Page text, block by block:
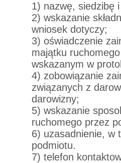
1) nazwę, siedzibę
2) wskazanie
wniosek dotyczy;
3) oświadczenie
majątku
wskazanym w
4) zobowiązanie
związanych z
darowizny;
5) wskazanie
ruchomego przez
6) uzasadnienie, w
podmiotu.
7) telefon